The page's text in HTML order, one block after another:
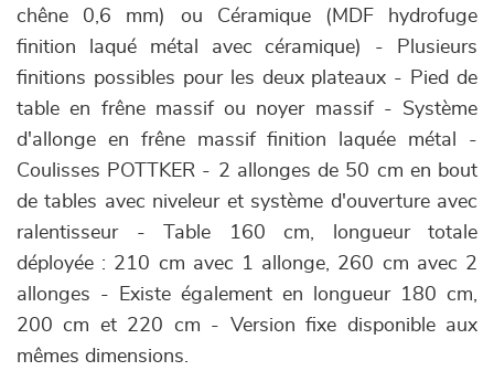
chêne 0,6 mm) ou Céramique (MDF hydrofuge
finition laqué métal avec céramique) - Plusieurs
finitions possibles pour les deux plateaux - Pied de
table en frêne massif ou noyer massif - Système
d'allonge en frêne massif finition laquée métal -
Coulisses POTTKER - 2 allonges de 50 cm en bout
de tables avec niveleur et système d'ouverture avec
ralentisseur - Table 160 cm, longueur totale
déployée : 210 cm avec 1 allonge, 260 cm avec 2
allonges - Existe également en longueur 180 cm,
200 cm et 220 cm - Version fixe disponible aux
mêmes dimensions.